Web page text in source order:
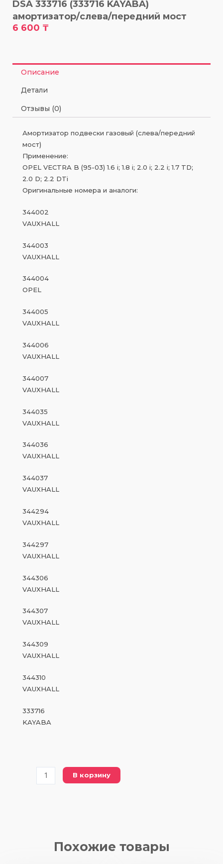
DSA 333716 (333716 KAYABA)
амортизатор/слева/передний мост
6 600 ₸
Описание
Детали
Отзывы (0)
Амортизатор подвески газовый (слева/передний
мост)
Применение:
OPEL VECTRA B (95-03) 1.6 i; 1.8 i; 2.0 i; 2.2 i; 1.7 TD;
2.0 D; 2.2 DTi
Оригинальные номера и аналоги:
344002
VAUXHALL
344003
VAUXHALL
344004
OPEL
344005
VAUXHALL
344006
VAUXHALL
344007
VAUXHALL
344035
VAUXHALL
344036
VAUXHALL
344037
VAUXHALL
344294
VAUXHALL
344297
VAUXHALL
344306
VAUXHALL
344307
VAUXHALL
344309
VAUXHALL
344310
VAUXHALL
333716
KAYABA
Количество
товара
амортизатор/
В корзину
Похожие товары